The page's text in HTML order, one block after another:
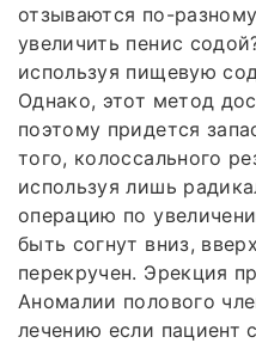
отзываются по-
увеличить пенис
используя пищевую
Однако, этот метод
поэтому придется
того, колоссального
используя лишь
операцию по
быть согнут вниз,
перекручен. Эрекция
Аномалии полового
лечению если пациент